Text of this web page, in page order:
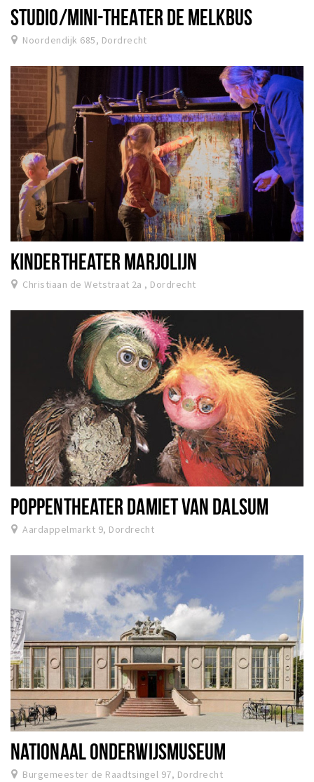
STUDIO/MINI-THEATER DE MELKBUS
Noordendijk 685, Dordrecht
KINDERTHEATER MARJOLIJN
Christiaan de Wetstraat 2a , Dordrecht
POPPENTHEATER DAMIET VAN DALSUM
Aardappelmarkt 9, Dordrecht
NATIONAAL ONDERWIJSMUSEUM
Burgemeester de Raadtsingel 97, Dordrecht